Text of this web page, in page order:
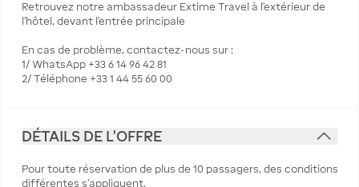
Retrouvez notre ambassadeur Extime Travel à l'extérieur de
l'hôtel, devant l'entrée principale
En cas de problème, contactez-nous sur :
1/ WhatsApp +33 6 14 96 42 81
2/ Téléphone +33 1 44 55 60 00
DÉTAILS DE L'OFFRE
Pour toute réservation de plus de 10 passagers, des conditions
différentes s’appliquent.